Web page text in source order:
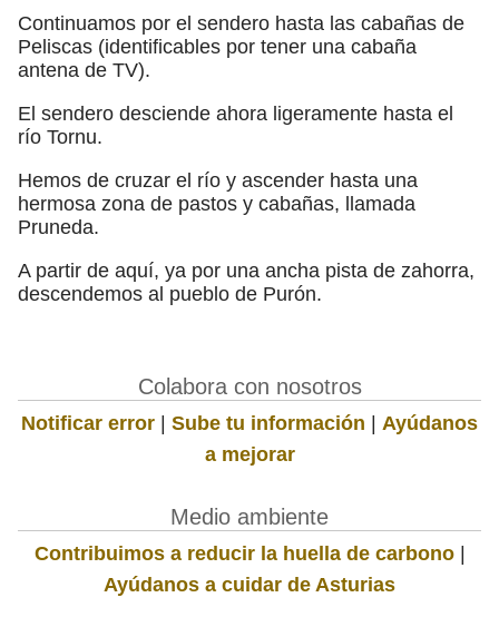
Continuamos por el sendero hasta las cabañas de
Peliscas (identificables por tener una cabaña
antena de TV).
El sendero desciende ahora ligeramente hasta el
río Tornu.
Hemos de cruzar el río y ascender hasta una
hermosa zona de pastos y cabañas, llamada
Pruneda.
A partir de aquí, ya por una ancha pista de zahorra,
descendemos al pueblo de Purón.
Colabora con nosotros
Notificar error | Sube tu información | Ayúdanos
a mejorar
Medio ambiente
Contribuimos a reducir la huella de carbono|
Ayúdanos a cuidar de Asturias